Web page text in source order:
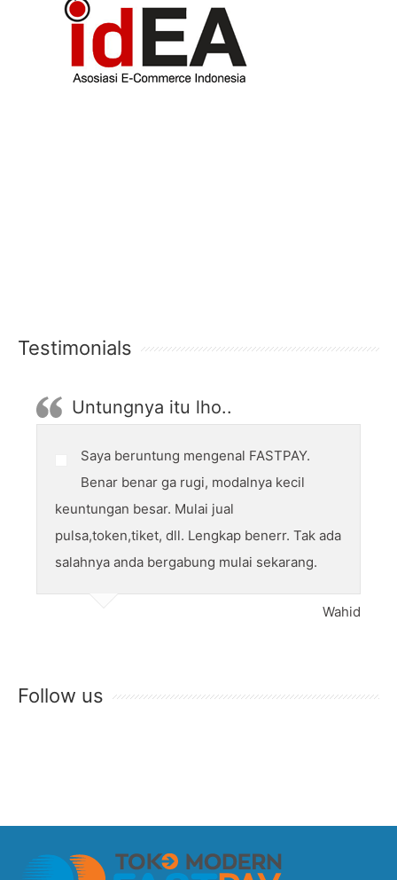
Testimonials
Untungnya itu lho..
Saya beruntung mengenal FASTPAY.
Benar benar ga rugi, modalnya kecil
keuntungan besar. Mulai jual
pulsa,token,tiket, dll. Lengkap benerr. Tak ada
salahnya anda bergabung mulai sekarang.
Wahid
Follow us